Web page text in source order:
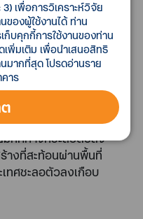
นื่อง 2 ปีติดต่อกันบน
“คนซื้อน้อย เข้าถึง
ง คนซื้อจะน้อยลง
นไม่มีเงินออมมากพอ
องอาศัยเงินออม อีก
ทุนก่อสร้างแพงและ
ารรอขายจำนวนมาก
งที่อยู่อาศัยที่รองรับ
ทิศทางที่ชะลอตัวลง
างที่สะท้อนผ่านพื้นที่
ทศชะลอตัวลงเกือบ
เพื่อการวิเคราะห์วิจัย
ของผู้ใช้งานได้ ท่าน
ก็บคุกกี้การใช้งานของท่าน
พิ่มเติม เพื่อนำเสนอสิทธิ
มากที่สุด โปรดอ่านราย
าร